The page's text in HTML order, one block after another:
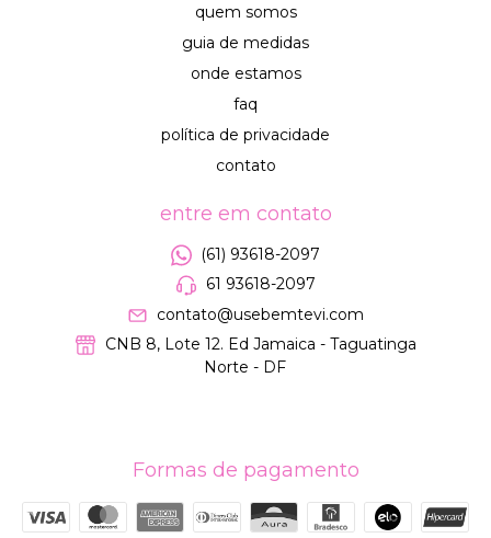
quem somos
guia de medidas
onde estamos
faq
política de privacidade
contato
entre em contato
(61) 93618-2097
61 93618-2097
contato@usebemtevi.com
CNB 8, Lote 12. Ed Jamaica - Taguatinga
Norte - DF
Formas de pagamento